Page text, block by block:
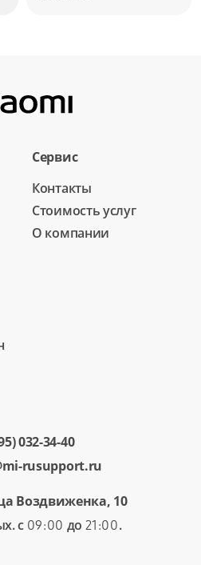
Сервис
Контакты
Стоимость услуг
О компании
032-34-40
rusupport.ru
Воздвиженка, 10
с 09:00 до 21:00.